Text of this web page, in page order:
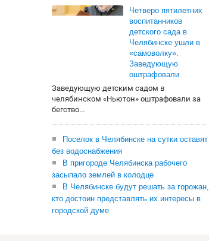
Четверо пятилетних
воспитанников
детского сада в
Челябинске ушли в
«самоволку».
Заведующую
оштрафовали
Заведующую детским садом в
челябинском «Ньютон» оштрафовали за
бегство...
Поселок в Челябинске на сутки оставят
без водоснабжения
В пригороде Челябинска рабочего
засыпало землей в колодце
В Челябинске будут решать за горожан,
кто достоин представлять их интересы в
городской думе